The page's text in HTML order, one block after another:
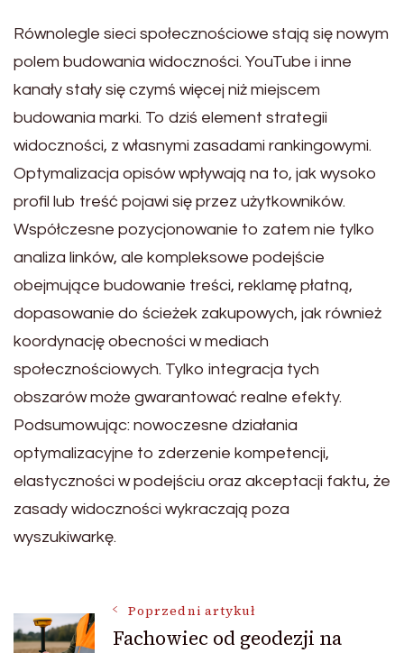
Równolegle sieci społecznościowe stają się nowym
polem budowania widoczności. YouTube i inne
kanały stały się czymś więcej niż miejscem
budowania marki. To dziś element strategii
widoczności, z własnymi zasadami rankingowymi.
Optymalizacja opisów wpływają na to, jak wysoko
profil lub treść pojawi się przez użytkowników.
Współczesne pozycjonowanie to zatem nie tylko
analiza linków, ale kompleksowe podejście
obejmujące budowanie treści, reklamę płatną,
dopasowanie do ścieżek zakupowych, jak również
koordynację obecności w mediach
społecznościowych. Tylko integracja tych
obszarów może gwarantować realne efekty.
Podsumowując: nowoczesne działania
optymalizacyjne to zderzenie kompetencji,
elastyczności w podejściu oraz akceptacji faktu, że
zasady widoczności wykraczają poza
wyszukiwarkę.
NawigacjaPoprzedni artykuł
Fachowiec od geodezji na